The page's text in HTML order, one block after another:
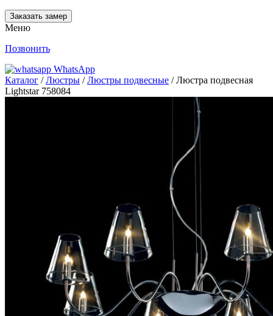
Заказать замер
Меню
Позвонить
WhatsApp
Каталог /Люстры /Люстры подвесные / Люстра подвесная
Lightstar 758084